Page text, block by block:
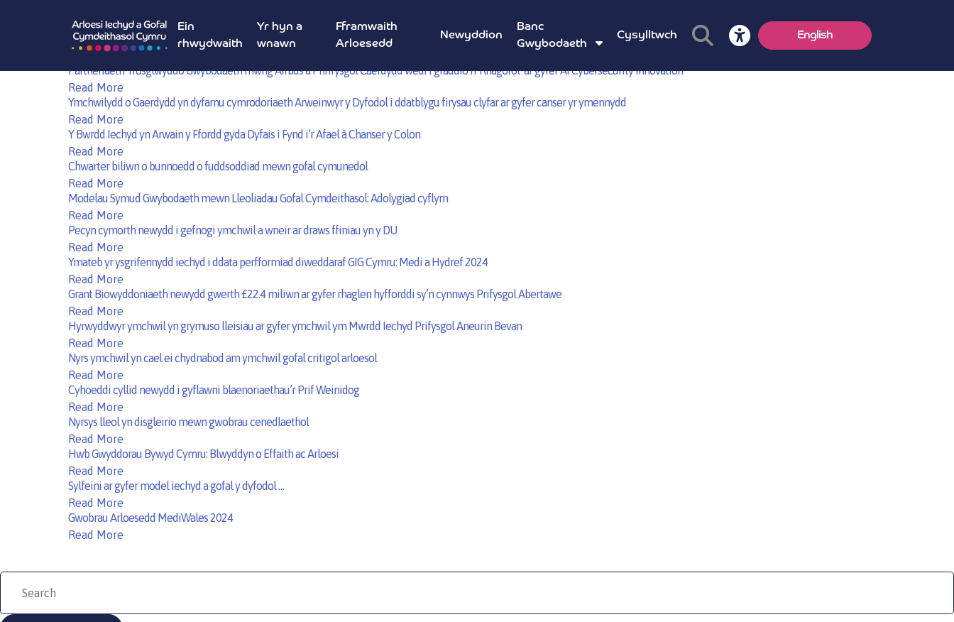
Ein
rhwydwaith
Yr hyn a
wnawn
Fframwaith
Arloesedd
Newyddion
Banc
Gwybodaeth
Cysylltwch English
Read More
Ymchwil i dderbyn buddsoddiad gan Ymchwil Iechyd a Gofal Cymru
Read More
Partneriaeth Trosglwyddo Gwybodaeth rhwng Airbus a Phrifysgol Caerdydd wedi’i graddio’n ‘Rhagorol’ ar gyfer AI Cybersecurity Innovation
Read More
Ymchwilydd o Gaerdydd yn dyfarnu cymrodoriaeth Arweinwyr y Dyfodol i ddatblygu firysau clyfar ar gyfer canser yr ymennydd
Read More
Y Bwrdd Iechyd yn Arwain y Ffordd gyda Dyfais i Fynd i’r Afael â Chanser y Colon
Read More
Chwarter biliwn o bunnoedd o fuddsoddiad mewn gofal cymunedol
Read More
Modelau Symud Gwybodaeth mewn Lleoliadau Gofal Cymdeithasol: Adolygiad cyflym
Read More
Pecyn cymorth newydd i gefnogi ymchwil a wneir ar draws ffiniau yn y DU
Read More
Ymateb yr ysgrifennydd iechyd i ddata perfformiad diweddaraf GIG Cymru: Medi a Hydref 2024
Read More
Grant Biowyddoniaeth newydd gwerth £22.4 miliwn ar gyfer rhaglen hyfforddi sy’n cynnwys Prifysgol Abertawe
Read More
Hyrwyddwyr ymchwil yn grymuso lleisiau ar gyfer ymchwil ym Mwrdd Iechyd Prifysgol Aneurin Bevan
Read More
Nyrs ymchwil yn cael ei chydnabod am ymchwil gofal critigol arloesol
Read More
Cyhoeddi cyllid newydd i gyflawni blaenoriaethau’r Prif Weinidog
Read More
Nyrsys lleol yn disgleirio mewn gwobrau cenedlaethol
Read More
Hwb Gwyddorau Bywyd Cymru: Blwyddyn o Effaith ac Arloesi
Read More
Sylfeini ar gyfer model iechyd a gofal y dyfodol …
Read More
Gwobrau Arloesedd MediWales 2024
Read More